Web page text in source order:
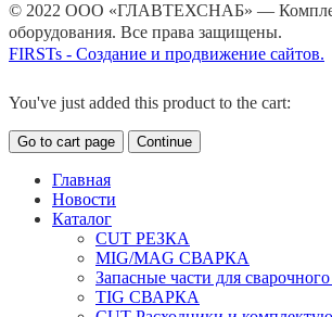
© 2022 ООО «ГЛАВТЕХСНАБ» —
оборудования. Все права защищены.
FIRSTs - Создание и продвижение сайтов.
You've just added this product to the cart:
Go to cart page Continue
Главная
Новости
Каталог
CUT РЕЗКА
MIG/MAG СВАРКА
Запасные части для
TIG СВАРКА